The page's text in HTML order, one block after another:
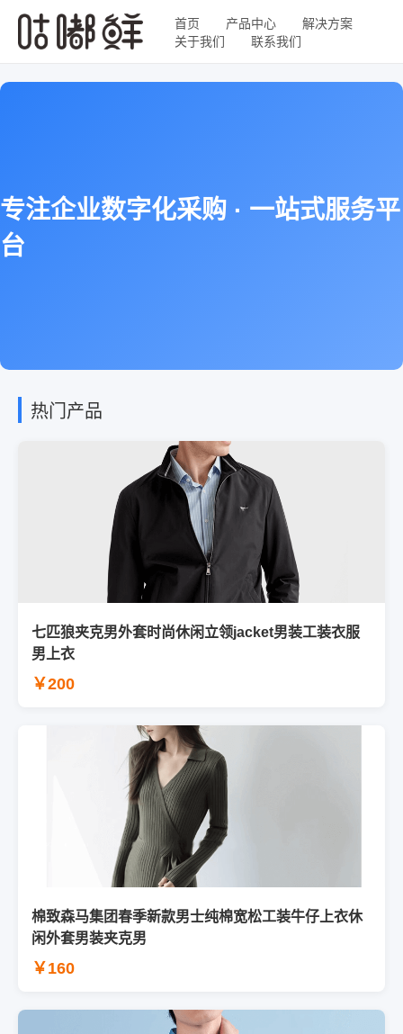
首页 产品中心
解决方案
关于我们
联系我们
专注企业数字化采购 · 一站式服务平
台
热门产品
七匹狼夹克男外套时尚休闲立领jacket男装工装衣服
男上衣
￥200
棉致森马集团春季新款男士纯棉宽松工装牛仔上衣休
闲外套男装夹克男
￥160